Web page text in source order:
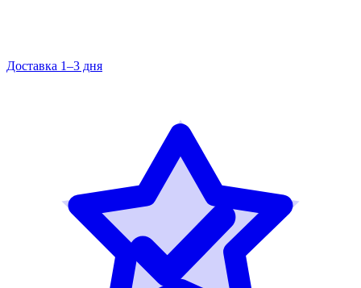
Доставка 1–3 дня